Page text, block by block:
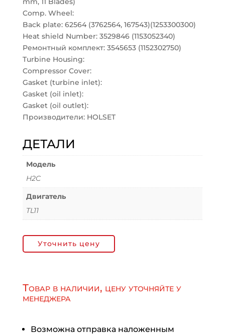
Comp. Wheel:
Back plate: 62564 (3762564, 167543)(1253300300)
Heat shield Number: 3529846 (1153052340)
Ремонтный комплект: 3545653 (1152302750)
Turbine Housing:
Compressor Cover:
Gasket (turbine inlet):
Gasket (oil inlet):
Gasket (oil outlet):
Производители: HOLSET
ДЕТАЛИ
Модель
H2C
Двигатель
TL11
Уточнить цену
Товар в наличии, цену уточняйте у
менеджера
Возможна отправка наложенным